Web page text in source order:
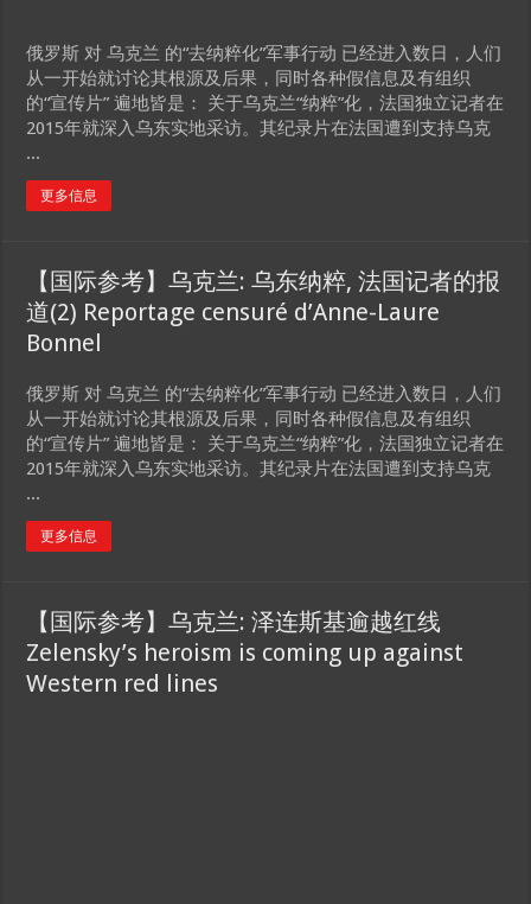
俄罗斯 对 乌克兰 的“去纳粹化”军事行动 已经进入数日，人们
从一开始就讨论其根源及后果，同时各种假信息及有组织
的“宣传片” 遍地皆是： 关于乌克兰“纳粹”化，法国独立记者在
2015年就深入乌东实地采访。其纪录片在法国遭到支持乌克
...
更多信息
【国际参考】乌克兰: 乌东纳粹, 法国记者的报
道(2) Reportage censuré d’Anne-Laure
Bonnel
俄罗斯 对 乌克兰 的“去纳粹化”军事行动 已经进入数日，人们
从一开始就讨论其根源及后果，同时各种假信息及有组织
的“宣传片” 遍地皆是： 关于乌克兰“纳粹”化，法国独立记者在
2015年就深入乌东实地采访。其纪录片在法国遭到支持乌克
...
更多信息
【国际参考】乌克兰: 泽连斯基逾越红线
Zelensky’s heroism is coming up against
Western red lines